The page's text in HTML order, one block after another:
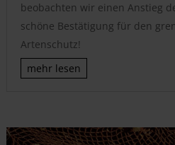
beobachten wir einen Anstieg
schöne Bestätigung für den
Artenschutz!
mehr lesen